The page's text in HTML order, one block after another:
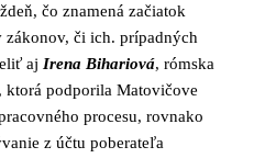
čo znamená začiatok
či ich. prípadných
aj Irena Bihariová, rómska
ktorá podporila Matovičove
procesu, rovnako
z účtu poberateľa